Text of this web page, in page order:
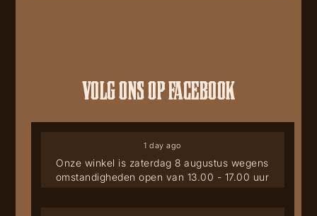
VOLG ONS OP FACEBOOK
Onze winkel is zaterdag 8 augustus wegens
omstandigheden open van 13.00 - 17.00 uur
1 day ago